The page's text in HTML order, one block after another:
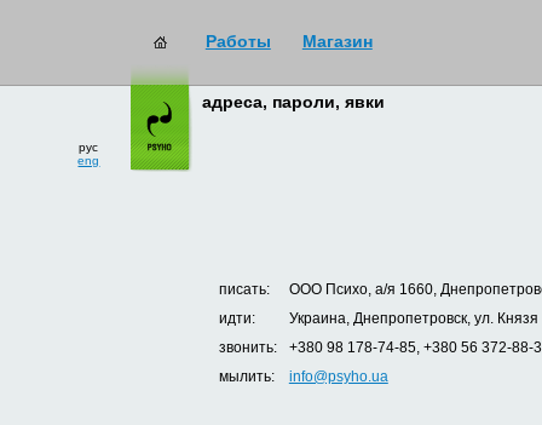
eng
адреса, пароли, явки
писать:
ООО Психо, а/я 1660,
идти:
Украина, Днепропетровск, ул.
звонить:
+380 98 178-74-85, +380 56 372-88-
мылить:
info@psyho.ua